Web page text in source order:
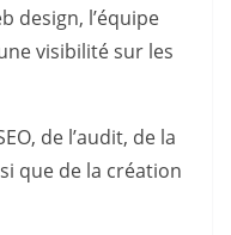
design, l’équipe
visibilité sur les
de l’audit, de la
que de la création